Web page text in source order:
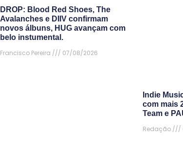
DROP: Blood Red Shoes, The
Avalanches e DIIV confirmam
novos álbuns, HUG avançam com
belo instumental.
Francisco Pereira
07/08/2026
Indie
com mais
Team e
Redação